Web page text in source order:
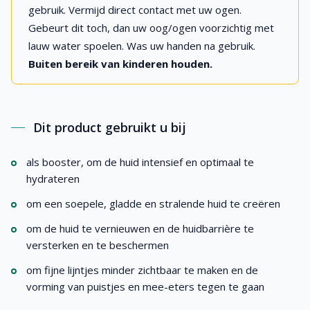
gebruik. Vermijd direct contact met uw ogen.
Gebeurt dit toch, dan uw oog/ogen voorzichtig met
lauw water spoelen. Was uw handen na gebruik.
Buiten bereik van kinderen houden.
Dit product gebruikt u bij
als booster, om de huid intensief en optimaal te
hydrateren
om een soepele, gladde en stralende huid te creëren
om de huid te vernieuwen en de huidbarrière te
versterken en te beschermen
om fijne lijntjes minder zichtbaar te maken en de
vorming van puistjes en mee-eters tegen te gaan